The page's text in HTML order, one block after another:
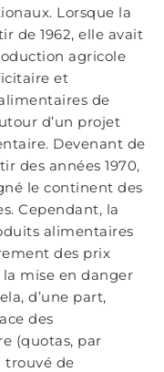
Lorsque la
de 1962, elle avait
agricole
et
de
d’un projet
Devenant de
des années 1970,
le continent des
Cependant, la
alimentaires
des prix
mise en danger
d’une part,
des
(quotas, par
trouvé de